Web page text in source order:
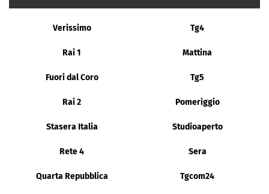
Verissimo Tg4
Rai 1 Mattina
Fuori dal Coro Tg5
Rai 2 Pomeriggio
Stasera Italia Studioaperto
Rete 4 Sera
Quarta Repubblica Tgcom24